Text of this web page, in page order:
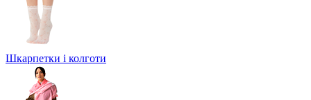
Шкарпетки і колготи